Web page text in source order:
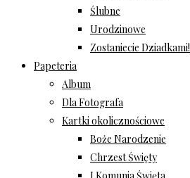
Ślubne
Urodzinowe
Zostaniecie Dziadkami!
Papeteria
Album
Dla Fotografa
Kartki okolicznościowe
Boże Narodzenie
Chrzest Święty